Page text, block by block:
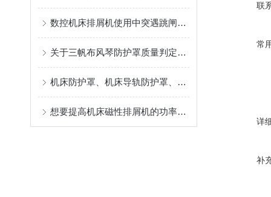
数控机床排屑机使用中突遇跳闸故障应如何处理
关于三帆布风琴防护罩质量判定的几个方面介绍
机床防护罩、机床导轨防护罩、数控机床防护罩源头工厂，耐高温防屑支持来图定做
想要提高机床磁性排屑机的功率应该怎么做？
联
常
详
补